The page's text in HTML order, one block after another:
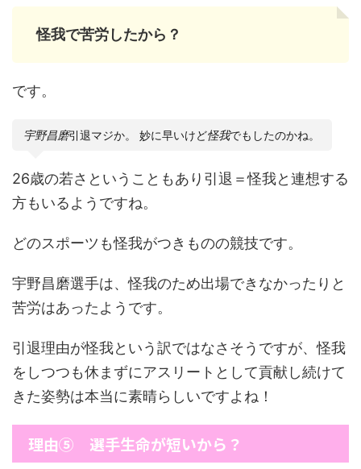
怪我で苦労したから？
です。
宇野昌磨引退マジか。 妙に早いけど怪我でもしたのかね。
26歳の若さということもあり引退＝怪我と連想する
方もいるようですね。
どのスポーツも怪我がつきものの競技です。
宇野昌磨選手は、怪我のため出場できなかったりと
苦労はあったようです。
引退理由が怪我という訳ではなさそうですが、怪我
をしつつも休まずにアスリートとして貢献し続けて
きた姿勢は本当に素晴らしいですよね！
理由⑤ 選手生命が短いから？